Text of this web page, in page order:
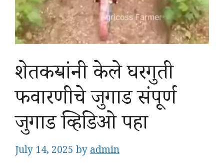
शेतकऱ्यांनी केले घरगुती
फवारणीचे जुगाड संपूर्ण
जुगाड व्हिडिओ पहा
July 14, 2025 byadmin